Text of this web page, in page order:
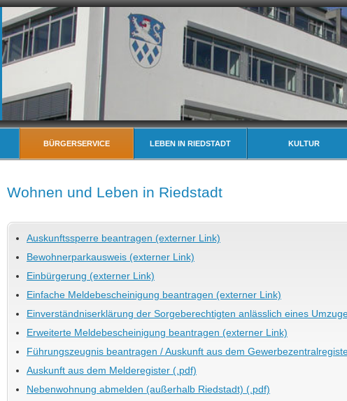
BÜRGERSERVICE LEBEN IN RIEDSTADT KULTUR
Wohnen und Leben in Riedstadt
Auskunftssperre beantragen (externer Link)
Bewohnerparkausweis (externer Link)
Einbürgerung (externer Link)
Einfache Meldebescheinigung beantragen (externer Link)
Einverständniserklärung der Sorgeberechtigten anlässlich eines
Erweiterte Meldebescheinigung beantragen (externer Link)
Führungszeugnis beantragen / Auskunft aus dem
Auskunft aus dem Melderegister (.pdf)
Nebenwohnung abmelden (außerhalb Riedstadt) (.pdf)